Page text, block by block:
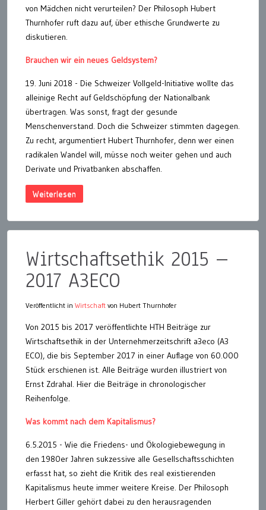
von Mädchen nicht verurteilen? Der Philosoph Hubert
Thurnhofer ruft dazu auf, über ethische Grundwerte zu
diskutieren.
Brauchen wir ein neues Geldsystem?
19. Juni 2018 - Die Schweizer Vollgeld-Initiative wollte das
alleinige Recht auf Geldschöpfung der Nationalbank
übertragen. Was sonst, fragt der gesunde
Menschenverstand. Doch die Schweizer stimmten dagegen.
Zu recht, argumentiert Hubert Thurnhofer, denn wer einen
radikalen Wandel will, müsse noch weiter gehen und auch
Derivate und Privatbanken abschaffen.
Weiterlesen
Wirtschaftsethik 2015 –
2017 A3ECO
Veröffentlicht in Wirtschaft von Hubert Thurnhofer
Von 2015 bis 2017 veröffentlichte HTH Beiträge zur
Wirtschaftsethik in der Unternehmerzeitschrift a3eco (A3
ECO), die bis September 2017 in einer Auflage von 60.000
Stück erschienen ist. Alle Beiträge wurden illustriert von
Ernst Zdrahal. Hier die Beiträge in chronologischer
Reihenfolge.
Was kommt nach dem Kapitalismus?
6.5.2015 - Wie die Friedens- und Ökologiebewegung in
den 1980er Jahren sukzessive alle Gesellschaftsschichten
erfasst hat, so zieht die Kritik des real existierenden
Kapitalismus heute immer weitere Kreise. Der Philosoph
Herbert Giller gehört dabei zu den herausragenden